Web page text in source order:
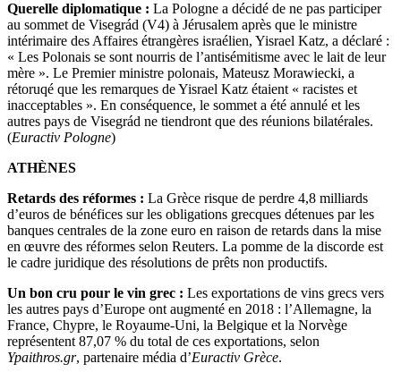
Querelle diplomatique : La Pologne a décidé de ne pas participer
au sommet de Visegrád (V4) à Jérusalem après que le ministre
intérimaire des Affaires étrangères israélien, Yisrael Katz, a déclaré :
« Les Polonais se sont nourris de l’antisémitisme avec le lait de leur
mère ». Le Premier ministre polonais, Mateusz Morawiecki, a
rétoruqé que les remarques de Yisrael Katz étaient « racistes et
inacceptables ». En conséquence, le sommet a été annulé et les
autres pays de Visegrád ne tiendront que des réunions bilatérales.
(Euractiv Pologne)
ATHÈNES
Retards des réformes : La Grèce risque de perdre 4,8 milliards
d’euros de bénéfices sur les obligations grecques détenues par les
banques centrales de la zone euro en raison de retards dans la mise
en œuvre des réformes selon Reuters. La pomme de la discorde est
le cadre juridique des résolutions de prêts non productifs.
Un bon cru pour le vin grec : Les exportations de vins grecs vers
les autres pays d’Europe ont augmenté en 2018 : l’Allemagne, la
France, Chypre, le Royaume-Uni, la Belgique et la Norvège
représentent 87,07 % du total de ces exportations, selon
Ypaithros.gr, partenaire média d’Euractiv Grèce.